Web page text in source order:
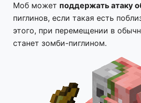
Моб может поддержать атаку
пиглинов, если такая есть
этого, при перемещении в
станет зомби-пиглином.